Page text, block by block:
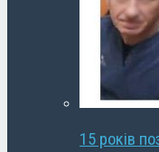
15 років